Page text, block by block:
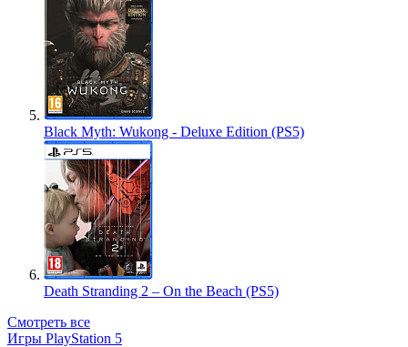
Black Myth: Wukong - Deluxe Edition (PS5)
Death Stranding 2 – On the Beach (PS5)
Смотреть все
Игры PlayStation 5